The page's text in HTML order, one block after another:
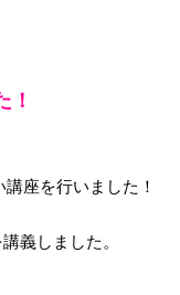
！
座を行いました！
義しました。